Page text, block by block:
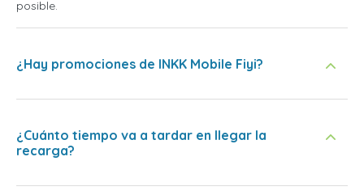
posible.
¿Hay promociones de INKK Mobile Fiyi?
¿Cuánto tiempo va a tardar en llegar la
recarga?